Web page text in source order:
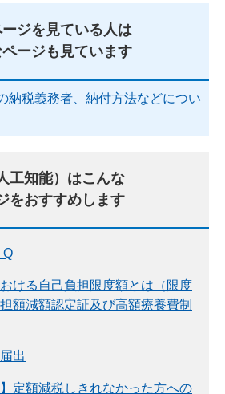
ジを見ている人は
ページも見ています
納税義務者、納付方法などについ
工知能）はこんな
をおすすめします
Q
ける自己負担限度額とは（限度
額減額認定証及び高額療養費制
出
】定額減税しきれなかった方への